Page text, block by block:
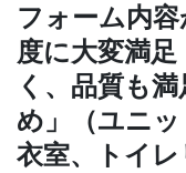
フォーム内
度に大変満
く、品質も
め」（ユニ
衣室、トイレ